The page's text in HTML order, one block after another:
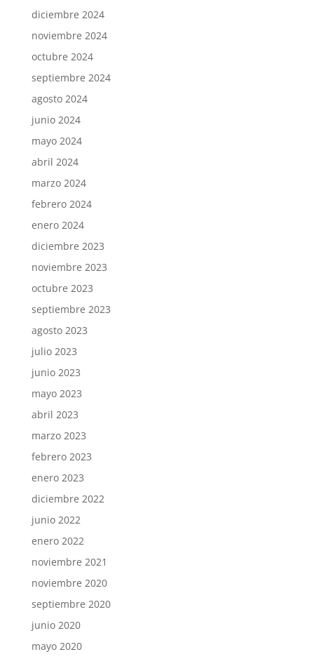
diciembre 2024
noviembre 2024
octubre 2024
septiembre 2024
agosto 2024
junio 2024
mayo 2024
abril 2024
marzo 2024
febrero 2024
enero 2024
diciembre 2023
noviembre 2023
octubre 2023
septiembre 2023
agosto 2023
julio 2023
junio 2023
mayo 2023
abril 2023
marzo 2023
febrero 2023
enero 2023
diciembre 2022
junio 2022
enero 2022
noviembre 2021
noviembre 2020
septiembre 2020
junio 2020
mayo 2020